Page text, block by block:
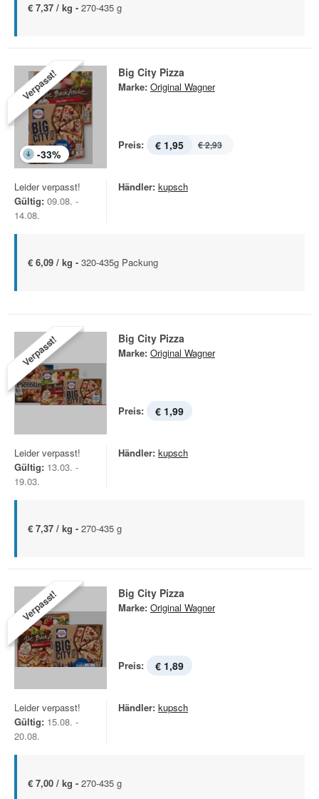
€ 7,37 / kg - 270-435 g
Verpasst!
-33%
Big City Pizza
Marke: Original Wagner
Preis: € 1,95 € 2,93
Leider verpasst!
Gültig: 09.08. -
14.08.
Händler: kupsch
€ 6,09 / kg - 320-435g Packung
Verpasst! Big City Pizza
Marke: Original Wagner
Preis: € 1,99
Leider verpasst!
Gültig: 13.03. -
19.03.
Händler: kupsch
€ 7,37 / kg - 270-435 g
Verpasst! Big City Pizza
Marke: Original Wagner
Preis: € 1,89
Leider verpasst!
Gültig: 15.08. -
20.08.
Händler: kupsch
€ 7,00 / kg - 270-435 g